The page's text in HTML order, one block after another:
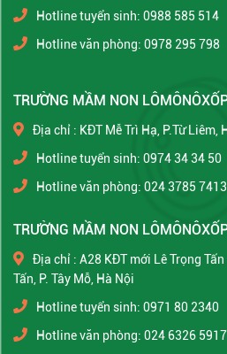
Hotline tuyển sinh: 0988 585 514
Hotline văn phòng: 0978 295 798
TRƯỜNG MẦM NON
Địa chỉ : KĐT Mễ Trì Hạ, P.Từ Liêm,
Hotline tuyển sinh: 0974 34 34 50
Hotline văn phòng: 024 3785 7413
TRƯỜNG MẦM NON
Địa chỉ : A28 KĐT mới Lê Trọng
Tấn, P. Tây Mỗ, Hà Nội
Hotline tuyển sinh: 0971 80 2340
Hotline văn phòng: 024 6326 5917